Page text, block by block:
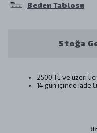
Beden Tablosu
Stoğa
2500 TL ve üzeri
14 gün içinde iade